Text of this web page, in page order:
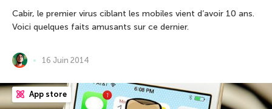
Cabir, le premier virus ciblant les mobiles vient d’avoir 10 ans.
Voici quelques faits amusants sur ce dernier.
16 Juin 2014
App store